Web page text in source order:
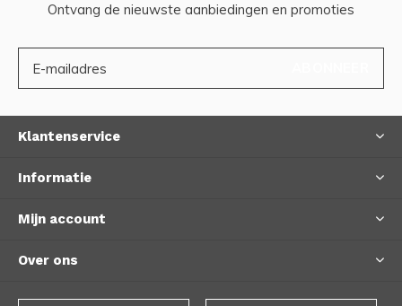
Ontvang de nieuwste aanbiedingen en promoties
Klantenservice
Informatie
Mijn account
Over ons